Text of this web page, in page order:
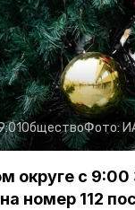
ОбществоФото:
округе с 9:00
номер 112